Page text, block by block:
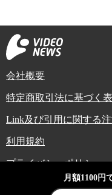
会社概要
特定商取引法に基づく
Link及び引用に関する
利用規約
プライバシーポリシー
Copyright (C) Video News
月額1100円